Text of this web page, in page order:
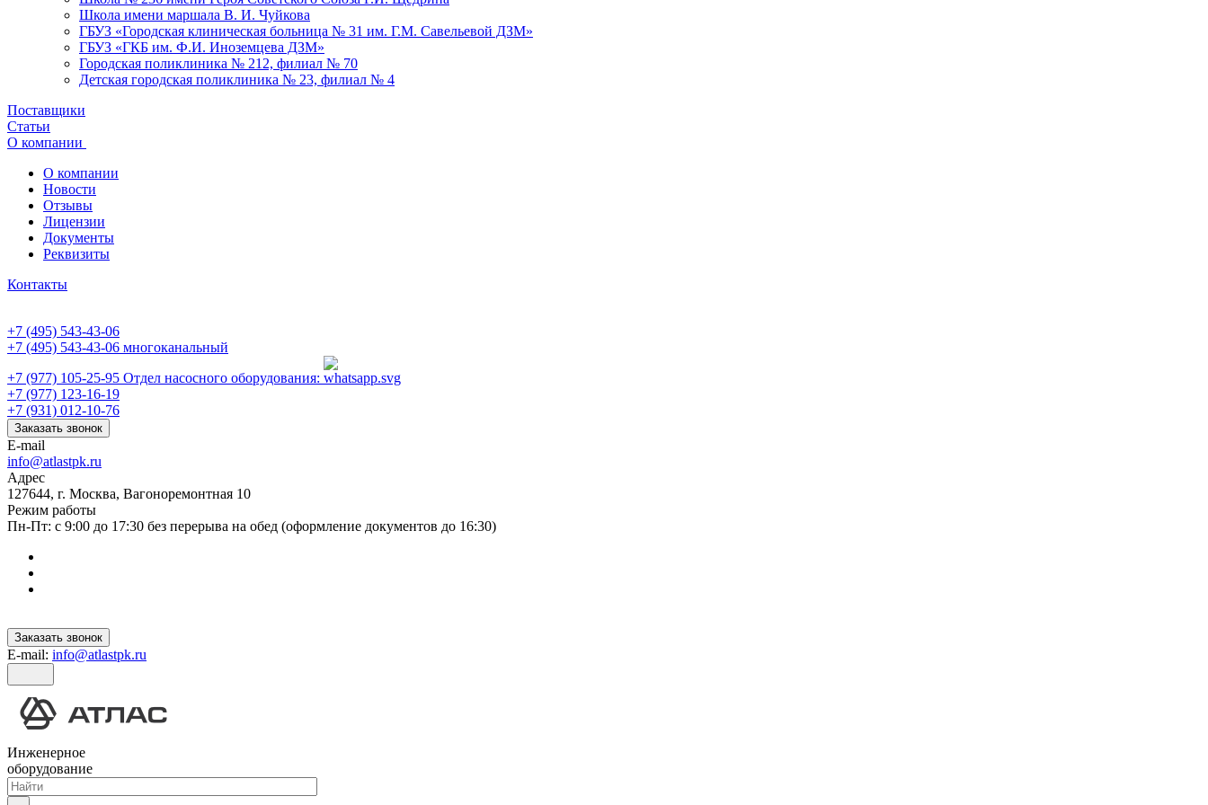
Школа имени маршала В. И. Чуйкова
ГБУЗ «Городская клиническая больница № 31 им. Г.М. Савельевой ДЗМ»
ГБУЗ «ГКБ им. Ф.И. Иноземцева ДЗМ»
Городская поликлиника № 212, филиал № 70
Детская городская поликлиника № 23, филиал № 4
Поставщики
Статьи
О компании
О компании
Новости
Отзывы
Лицензии
Документы
Реквизиты
Контакты
+7 (495) 543-43-06
+7 (495) 543-43-06 многоканальный
+7 (977) 105-25-95 Отдел насосного оборудования:
+7 (977) 123-16-19
+7 (931) 012-10-76
Заказать звонок
E-mail
info@atlastpk.ru
Адрес
127644, г. Москва, Вагоноремонтная 10
Режим работы
Пн-Пт: с 9:00 до 17:30 без перерыва на обед (оформление документов до 16:30)
Заказать звонок
E-mail: info@atlastpk.ru
Инженерное
оборудование